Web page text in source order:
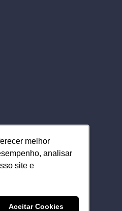
melhor
analisar
site e
Aceitar Cookies
melhor
analisar
site e
Aceitar Cookies
os Direitos Reservados.